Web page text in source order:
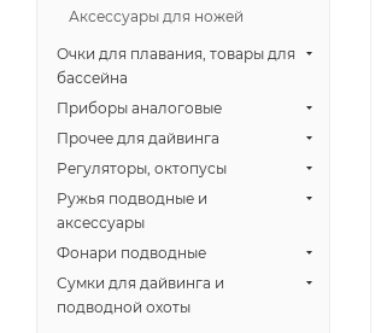
Аксессуары для ножей
Очки для плавания, товары для
бассейна
Приборы аналоговые
Прочее для дайвинга
Регуляторы, октопусы
Ружья подводные и
аксессуары
Фонари подводные
Сумки для дайвинга и
подводной охоты